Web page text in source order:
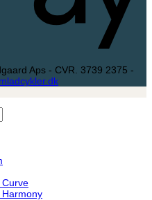
Aps - CVR. 3739 2375 -
Curve
Harmony